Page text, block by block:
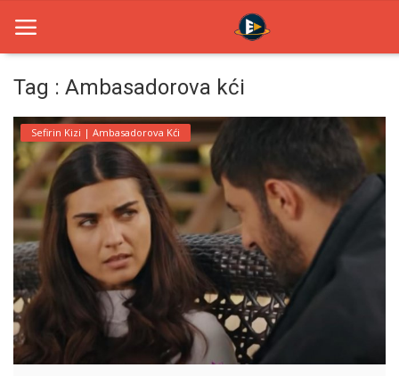
Home
Novosti
TV Serije
Filmovi
Glumci
Contact
Login
Tag : Ambasadorova kći
Sefirin Kizi | Ambasadorova Kći